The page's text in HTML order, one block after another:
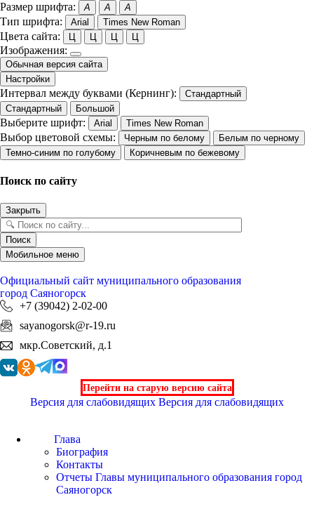
Размер шрифта: A A A
Тип шрифта: Arial Times New Roman
Цвета сайта: Ц Ц Ц Ц
Изображения:
Обычная версия сайта
Настройки
Интервал между буквами (Кернинг):
Стандартный
Стандартный
Большой
Выберите шрифт: Arial Times New Roman
Выбор цветовой схемы: Черным по белому
Белым по черному
Темно-синим по голубому
Коричневым по бежевому
Поиск по сайту
Закрыть
Поиск
Мобильное меню
Официальный сайт муниципального образования
город Саяногорск
+7 (39042) 2-02-00
sayanogorsk@r-19.ru
мкр.Советский, д.1
Перейти на старую версию сайта
Версия для слабовидящих Версия для слабовидящих
Глава
Биография
Контакты
Отчеты Главы муниципального образования город
Саяногорск